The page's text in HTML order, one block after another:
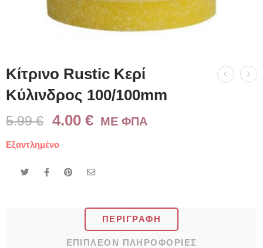
Κίτρινο Rustic Κερί
Kύλινδρος 100/100mm
5.99€ 4.00 € ME ΦΠΑ
Εξαντλημένο
ΠΕΡΙΓΡΑΦΉ
ΕΠΙΠΛΈΟΝ ΠΛΗΡΟΦΟΡΊΕΣ